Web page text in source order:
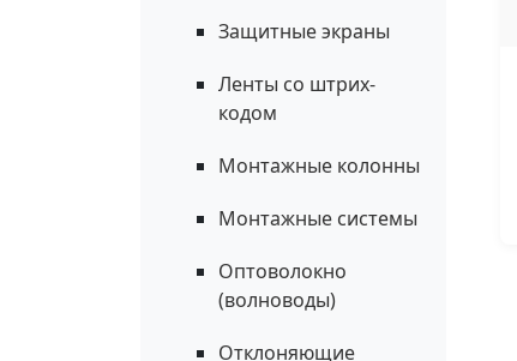
Защитные экраны
Ленты со штрих-
кодом
Монтажные колонны
Монтажные системы
Оптоволокно
(волноводы)
Отклоняющие